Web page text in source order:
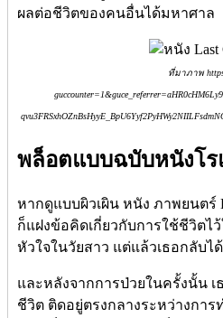
ผลต่อชีวิตของคนอื่นได้มหาศาล
ที่มาภาพ
พล็อตแบบฉบับหนังโ
หากดูแบบผิวเผิน หนัง ภาพยนตร์
ก็แฝงข้อคิดเกี่ยวกับการใช้ชีวิตไ
หัวใจในวัยสาว แต่แล้วเธอกลับ
และหลังจากการป่วยในครั้งนั้น
ชีวิต ติดอยู่ตรงกลางระหว่างกา